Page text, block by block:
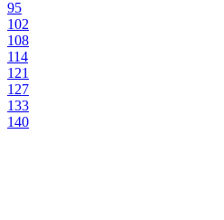
95
102
108
114
121
127
133
140